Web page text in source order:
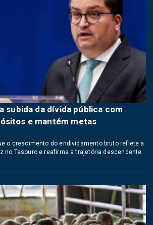
subida da dívida pública com
e mantém metas
o crescimento do endividamento bruto reflete a
no Tesouro e reafirma a trajetória descendente